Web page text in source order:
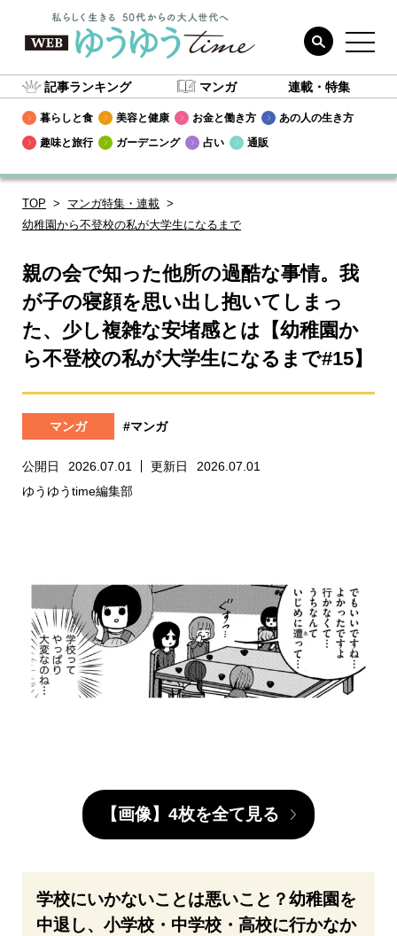
記事ランキング マンガ 連載・特集
暮らしと食 美容と健康 お金と働き方
あの人の生き方
趣味と旅行
ガーデニング 占い 通販
TOP
マンガ特集・連載
幼稚園から不登校の私が大学生になるまで
親の会で知った他所の過酷な事情。我
が子の寝顔を思い出し抱いてしまっ
た、少し複雑な安堵感とは【幼稚園か
ら不登校の私が大学生になるまで#15】
マンガ #マンガ
公開日 2026.07.01 更新日
2026.07.01
ゆうゆうtime編集部
【画像】4枚を全て見る
学校にいかないことは悪いこと？幼稚園を
中退し、小学校・中学校・高校に行かなか